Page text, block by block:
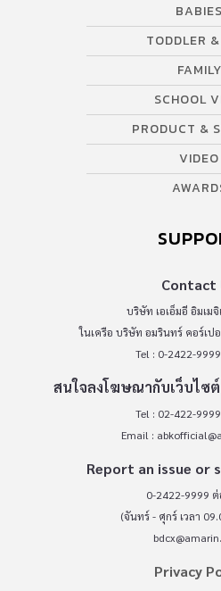
BABIES
TODDLER
FAMILY
SCHOOL
PRODUCT &
VIDEO
Contact
บริษัท เอเอ็มอี อิมเม
ในเครือ บริษัท อมรินทร์ คอร์เป
Tel : 0-2422-
สนใจลงโฆษณากับเว็บไซต์
Tel : 02-422-
Email :
Report an issue or
0-2422-9999
(จันทร์ - ศุกร์ เวลา
Privacy